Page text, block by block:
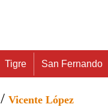
Tigre San Fernando
/ Vicente López